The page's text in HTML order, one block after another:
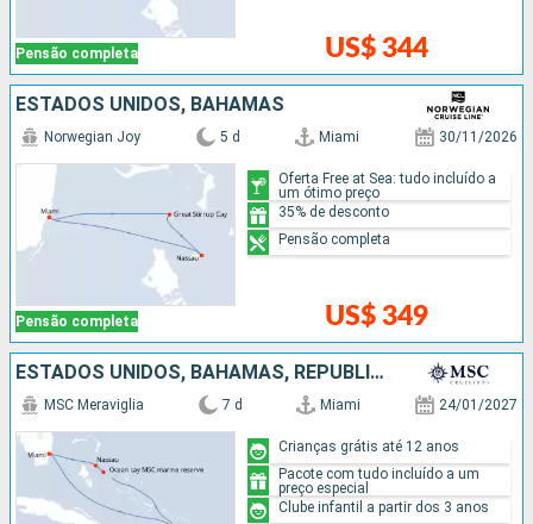
Pensão completa US$ 344
ESTADOS UNIDOS, BAHAMAS
Pensão completa
Norwegian Joy 5 d Miami 30/11/2026
US$ 349
Oferta Free at Sea: tudo incluído a
um ótimo preço
35% de desconto
Pensão completa
ESTADOS UNIDOS, BAHAMAS, REPUBLICA DOMINICANA
MSC Meraviglia 7 d Miami 24/01/2027
Crianças grátis até 12 anos
Pacote com tudo incluído a um
preço especial
Clube infantil a partir dos 3 anos